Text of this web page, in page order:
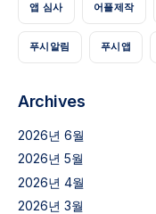
앱 심사 어플제작
푸시알림 푸시앱
Archives
2026년 6월
2026년 5월
2026년 4월
2026년 3월